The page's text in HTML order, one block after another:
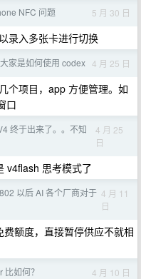
NFC 问题 5 月 30 日
录入多张卡进行切换
大家是如何使用 codex 4 月 25 日
个项目，app 方便管理。如
口
终于出来了。。不知
4 月 25
日
v4flash 思考模式了
以后 AI 各个厂商对于 4 月 11
日
额度，直接暂停供应不就相
如何？ 4 月 10 日